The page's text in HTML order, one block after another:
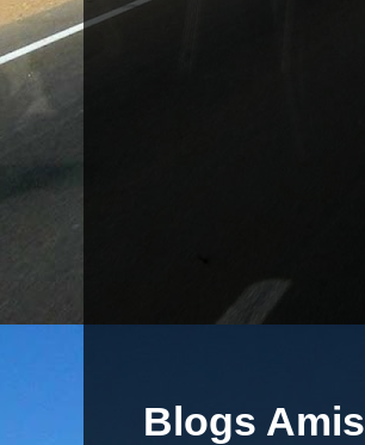
Blogs Amis